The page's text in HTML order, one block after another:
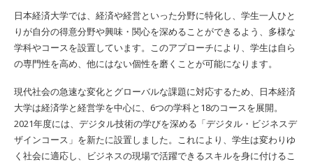
日本経済大学では、経済や経営といった分野に特化し、学生一人ひと
りが自分の得意分野や興味・関心を深めることができるよう、多様な
学科やコースを設置しています。このアプローチにより、学生は自ら
の専門性を高め、他にはない個性を磨くことが可能になります。
現代社会の急速な変化とグローバルな課題に対応するため、日本経済
大学は経済学と経営学を中心に、6つの学科と18のコースを展開。
2021年度には、デジタル技術の学びを深める「デジタル・ビジネスデ
ザインコース」を新たに設置しました。これにより、学生は変わりゆ
く社会に適応し、ビジネスの現場で活躍できるスキルを身に付けるこ